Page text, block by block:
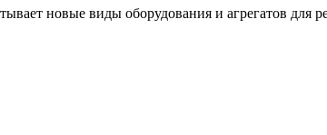
новые виды оборудования и агрегатов для